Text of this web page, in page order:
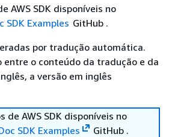
AWS SDK disponíveis no
SDK Examples GitHub .
por tradução automática.
entre o conteúdo da tradução e da
a versão em inglês
de AWS SDK disponíveis no
SDK Examples
GitHub .